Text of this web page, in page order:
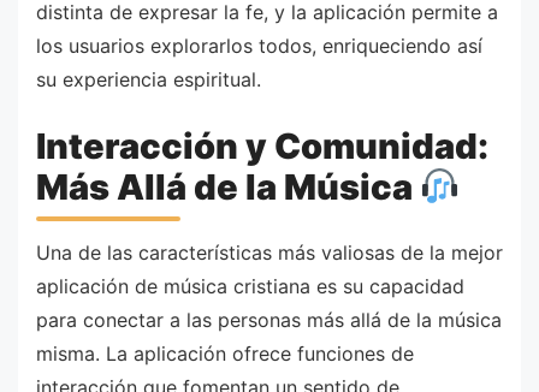
distinta de expresar la fe, y la aplicación permite a
los usuarios explorarlos todos, enriqueciendo así
su experiencia espiritual.
Interacción y Comunidad:
Más Allá de la Música
Una de las características más valiosas de la mejor
aplicación de música cristiana es su capacidad
para conectar a las personas más allá de la música
misma. La aplicación ofrece funciones de
interacción que fomentan un sentido de